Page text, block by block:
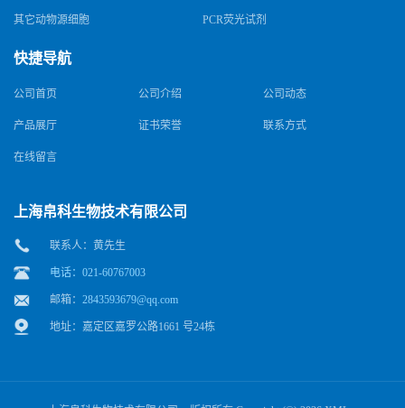
其它动物源细胞 PCR荧光试剂
快捷导航
公司首页 公司介绍 公司动态
产品展厅 证书荣誉 联系方式
在线留言
上海帛科生物技术有限公司
联系人：黄先生
电话：021-60767003
邮箱： 2843593679@qq.com
地址：嘉定区嘉罗公路1661 号24栋